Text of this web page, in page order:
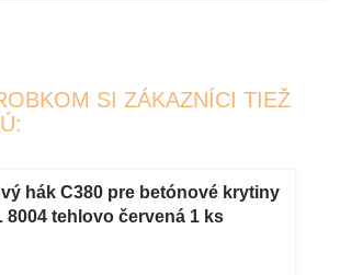
SI ZÁKAZNÍCI TIEŽ
hák C380 pre betónové krytiny
8004 tehlovo červená 1 ks